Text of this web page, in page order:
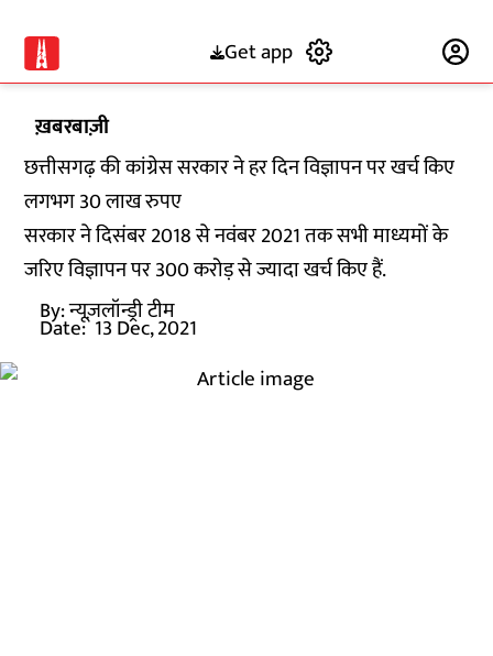
Get app
ख़बरबाज़ी
छत्तीसगढ़ की कांग्रेस सरकार ने हर दिन विज्ञापन पर खर्च किए
लगभग 30 लाख रुपए
सरकार ने दिसंबर 2018 से नवंबर 2021 तक सभी माध्यमों के
जरिए विज्ञापन पर 300 करोड़ से ज्यादा खर्च किए हैं.
By:न्यूज़लॉन्ड्री टीम
Date: 13 Dec, 2021